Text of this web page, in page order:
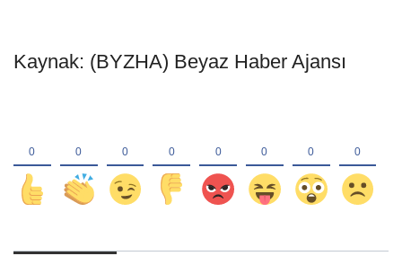
Kaynak: (BYZHA) Beyaz Haber Ajansı